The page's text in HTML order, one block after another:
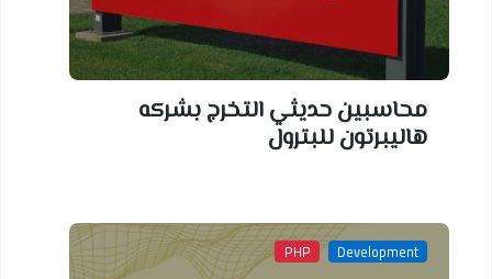
محاسبين حديثي التخرج بشركه
هاليبرتون للبترول
Development
PHP